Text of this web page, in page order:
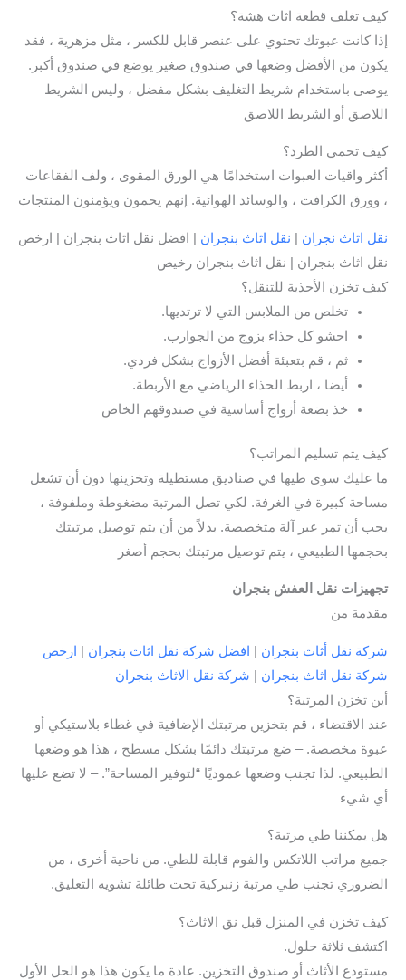
كيف تغلف قطعة اثاث هشة؟
إذا كانت عبوتك تحتوي على عنصر قابل للكسر ، مثل مزهرية ، فقد
يكون من الأفضل وضعها في صندوق صغير يوضع في صندوق أكبر.
يوصى باستخدام شريط التغليف بشكل مفضل ، وليس الشريط
اللاصق أو الشريط اللاصق
كيف تحمي الطرد؟
أكثر واقيات العبوات استخدامًا هي الورق المقوى ، ولف الفقاعات
، وورق الكرافت ، والوسائد الهوائية. إنهم يحمون ويؤمنون المنتجات
نقل اثاث نجران نقل اثاث بنجران | افضل نقل اثاث بنجران | ارخص
نقل اثاث بنجران | نقل اثاث بنجران رخيص
كيف تخزن الأحذية للتنقل؟
تخلص من الملابس التي لا ترتديها.
احشو كل حذاء بزوج من الجوارب.
ثم ، قم بتعبئة أفضل الأزواج بشكل فردي.
أيضا ، اربط الحذاء الرياضي مع الأربطة.
خذ بضعة أزواج أساسية في صندوقهم الخاص
كيف يتم تسليم المراتب؟
ما عليك سوى طيها في صناديق مستطيلة وتخزينها دون أن تشغل
مساحة كبيرة في الغرفة. لكي تصل المرتبة مضغوطة وملفوفة ،
يجب أن تمر عبر آلة متخصصة. بدلاً من أن يتم توصيل مرتبتك
بحجمها الطبيعي ، يتم توصيل مرتبتك بحجم أصغر
تجهيزات نقل العفش بنجران
مقدمة من
شركة نقل أثاث بنجران افضل شركة نقل اثاث بنجران
ارخص
شركة نقل اثاث بنجران
شركة نقل الاثاث بنجران
أين تخزن المرتبة؟
عند الاقتضاء ، قم بتخزين مرتبتك الإضافية في غطاء بلاستيكي أو
عبوة مخصصة. – ضع مرتبتك دائمًا بشكل مسطح ، هذا هو وضعها
الطبيعي. لذا تجنب وضعها عموديًا “لتوفير المساحة”. – لا تضع عليها
أي شيء
هل يمكننا طي مرتبة؟
جميع مراتب اللاتكس والفوم قابلة للطي. من ناحية أخرى ، من
الضروري تجنب طي مرتبة زنبركية تحت طائلة تشويه التعليق.
كيف تخزن في المنزل قبل نق الاثاث؟
اكتشف ثلاثة حلول.
مستودع الأثاث أو صندوق التخزين. عادة ما يكون هذا هو الحل الأول